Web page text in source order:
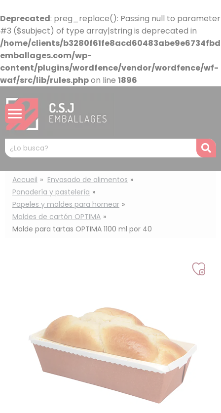
Deprecated: preg_replace(): Passing null to parameter
#3 ($subject) of type array|string is deprecated in
/home/clients/
emballages.com/wp-
content/plugins/wordfence/vendor/wordfence/wf-
waf/src/lib/rules.phpon line 1896
Mots
clés
:
Accueil
Envasado de alimentos
Panadería y pastelería
Papeles y moldes para hornear
Moldes de cartón OPTIMA
Molde para tartas OPTIMA 1100 ml por 40